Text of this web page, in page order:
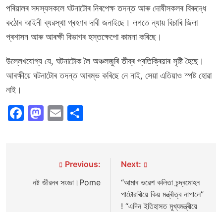
পৰিয়ালৰ সদস্যসকলে ঘটনাটোৰ নিৰপেক্ষ তদন্ত আৰু দোষীসকলৰ বিৰুদ্ধে
কঠোৰ আইনী ব্যৱস্থা গ্ৰহণৰ দাবী জনাইছে। লগতে ন্যায় বিচাৰি জিলা
প্ৰশাসন আৰু আৰক্ষী বিভাগৰ হস্তক্ষেপো কামনা কৰিছে।
উল্লেখযোগ্য যে, ঘটনাটোক লৈ অঞ্চলজুৰি তীব্ৰ প্ৰতিক্ৰিয়াৰ সৃষ্টি হৈছে।
আৰক্ষীয়ে ঘটনাটোৰ তদন্ত আৰম্ভ কৰিছে নে নাই, সেয়া এতিয়াও স্পষ্ট হোৱা
নাই।
Facebook
Mastodon
Email
navigation
Previous:
নষ্ট জীৱনৰ সংজ্ঞা।Pome
Next:
“আমাৰ ভৱেশ কলিতা চন্দ্ৰমোহন
পাটোৱাৰীয়ে কিয় মন্ত্ৰীত্ব নাপালে”
! “এদিন ইতিহাসত মুখ্যমন্ত্ৰীয়ে